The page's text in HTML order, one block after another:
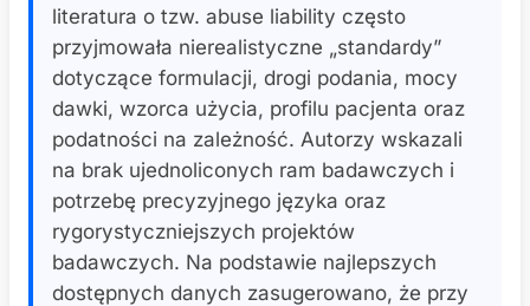
literatura o tzw. abuse liability często
przyjmowała nierealistyczne „standardy”
dotyczące formulacji, drogi podania, mocy
dawki, wzorca użycia, profilu pacjenta oraz
podatności na zależność. Autorzy wskazali
na brak ujednoliconych ram badawczych i
potrzebę precyzyjnego języka oraz
rygorystyczniejszych projektów
badawczych. Na podstawie najlepszych
dostępnych danych zasugerowano, że przy